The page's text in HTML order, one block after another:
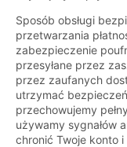
Sposób obsługi
przetwarzania
zabezpieczenie
przesyłane przez
przez zaufanych
utrzymać
przechowujemy
używamy sygnałów
chronić Twoje konto i